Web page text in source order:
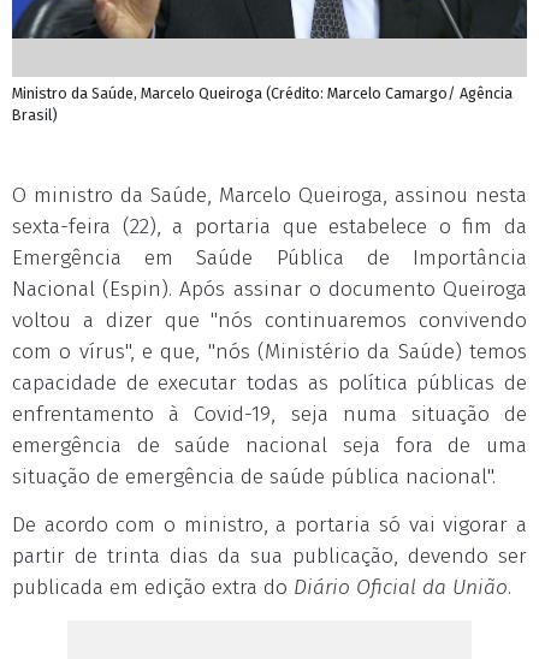
Ministro da Saúde, Marcelo Queiroga (Crédito: Marcelo Camargo/ Agência
Brasil)
O ministro da Saúde, Marcelo Queiroga, assinou nesta
sexta-feira (22), a portaria que estabelece o fim da
Emergência em Saúde Pública de Importância
Nacional (Espin). Após assinar o documento Queiroga
voltou a dizer que "nós continuaremos convivendo
com o vírus", e que, "nós (Ministério da Saúde) temos
capacidade de executar todas as política públicas de
enfrentamento à Covid-19, seja numa situação de
emergência de saúde nacional seja fora de uma
situação de emergência de saúde pública nacional".
De acordo com o ministro, a portaria só vai vigorar a
partir de trinta dias da sua publicação, devendo ser
publicada em edição extra do Diário Oficial da União.